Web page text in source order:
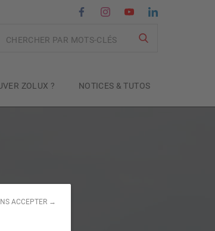
ACCEPTER →
ZOLUX ? NOTICES & TUTOS